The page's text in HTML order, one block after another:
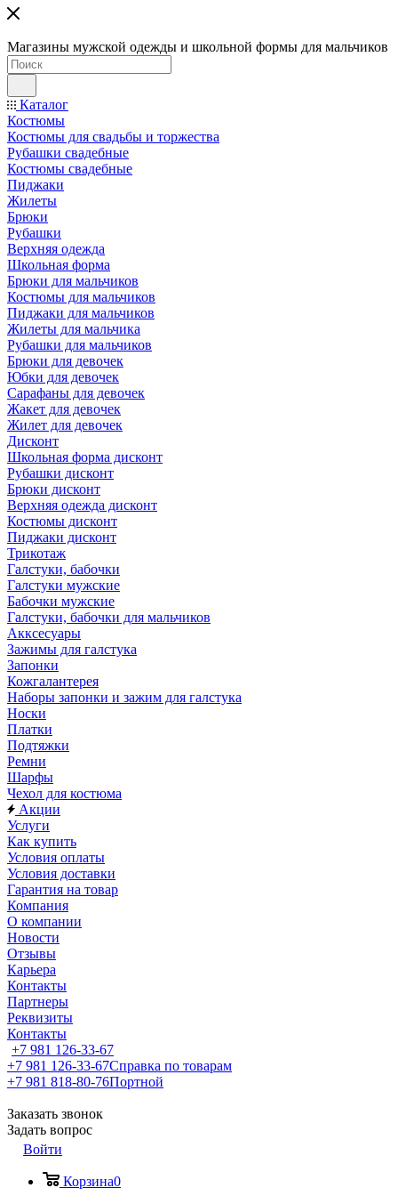
Магазины мужской одежды и школьной формы для мальчиков
Каталог
Костюмы
Костюмы для свадьбы и торжества
Рубашки свадебные
Костюмы свадебные
Пиджаки
Жилеты
Брюки
Рубашки
Верхняя одежда
Школьная форма
Брюки для мальчиков
Костюмы для мальчиков
Пиджаки для мальчиков
Жилеты для мальчика
Рубашки для мальчиков
Брюки для девочек
Юбки для девочек
Сарафаны для девочек
Жакет для девочек
Жилет для девочек
Дисконт
Школьная форма дисконт
Рубашки дисконт
Брюки дисконт
Верхняя одежда дисконт
Костюмы дисконт
Пиджаки дисконт
Трикотаж
Галстуки, бабочки
Галстуки мужские
Бабочки мужские
Галстуки, бабочки для мальчиков
Акксесуары
Зажимы для галстука
Запонки
Кожгалантерея
Наборы запонки и зажим для галстука
Носки
Платки
Подтяжки
Ремни
Шарфы
Чехол для костюма
Акции
Услуги
Как купить
Условия оплаты
Условия доставки
Гарантия на товар
Компания
О компании
Новости
Отзывы
Карьера
Контакты
Партнеры
Реквизиты
Контакты
+7 981 126-33-67
+7 981 126-33-67Справка по товарам
+7 981 818-80-76Портной
Заказать звонок
Задать вопрос
Войти
Корзина0